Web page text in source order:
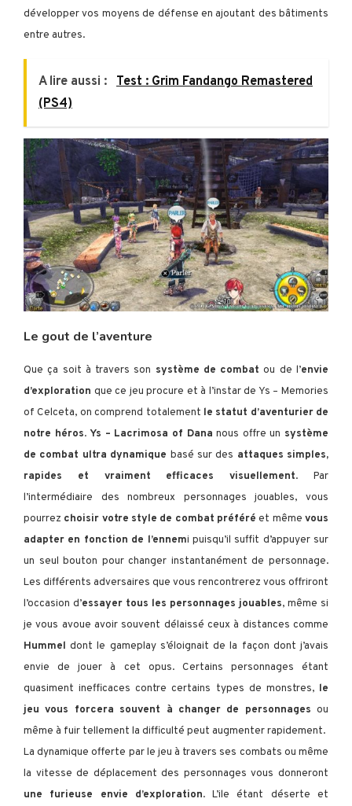
développer vos moyens de défense en ajoutant des bâtiments
entre autres.
A lire aussi :
Test : Grim Fandango Remastered
(PS4)
Le gout de l’aventure
Que ça soit à travers son système de combat ou de l’envie
d’exploration que ce jeu procure et à l’instar de Ys – Memories
of Celceta, on comprend totalement le statut d’aventurier de
notre héros.Ys – Lacrimosa of Dana nous offre un système
de combat ultra dynamique basé sur des attaques simples,
rapides et vraiment efficaces visuellement. Par
l’intermédiaire des nombreux personnages jouables, vous
pourrez choisir votre style de combat préféré et mêmevous
adapter en fonction de l’ennemi puisqu’il suffit d’appuyer sur
un seul bouton pour changer instantanément de personnage.
Les différents adversaires que vous rencontrerez vous offriront
l’occasion d’essayer tous les personnages jouables, même si
je vous avoue avoir souvent délaissé ceux à distances comme
Hummel dont le gameplay s’éloignait de la façon dont j’avais
envie de jouer à cet opus. Certains personnages étant
quasiment inefficaces contre certains types de monstres, le
jeu vous forcera souvent à changer de personnages ou
même à fuir tellement la difficulté peut augmenter rapidement.
La dynamique offerte par le jeu à travers ses combats ou même
la vitesse de déplacement des personnages vous donneront
une furieuse envie d’exploration. L’ile étant déserte et